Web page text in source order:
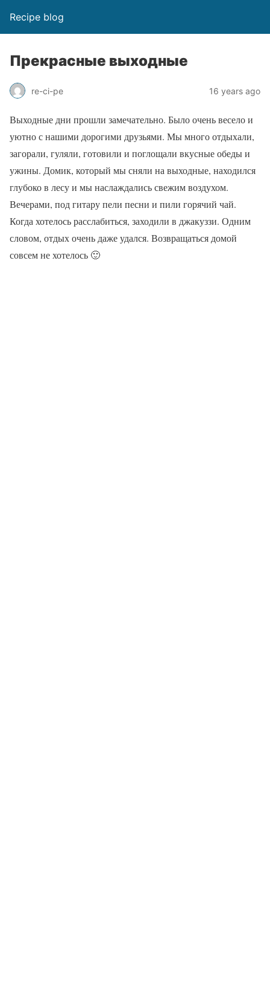
Recipe blog
Прекрасные выходные
re-ci-pe 16 years ago
Выходные дни прошли замечательно. Было очень весело и
уютно с нашими дорогими друзьями. Мы много отдыхали,
загорали, гуляли, готовили и поглощали вкусные обеды и
ужины. Домик, который мы сняли на выходные, находился
глубоко в лесу и мы наслаждались свежим воздухом.
Вечерами, под гитару пели песни и пили горячий чай.
Когда хотелось расслабиться, заходили в джакуззи. Одним
словом, отдых очень даже удался. Возвращаться домой
совсем не хотелось 🙂